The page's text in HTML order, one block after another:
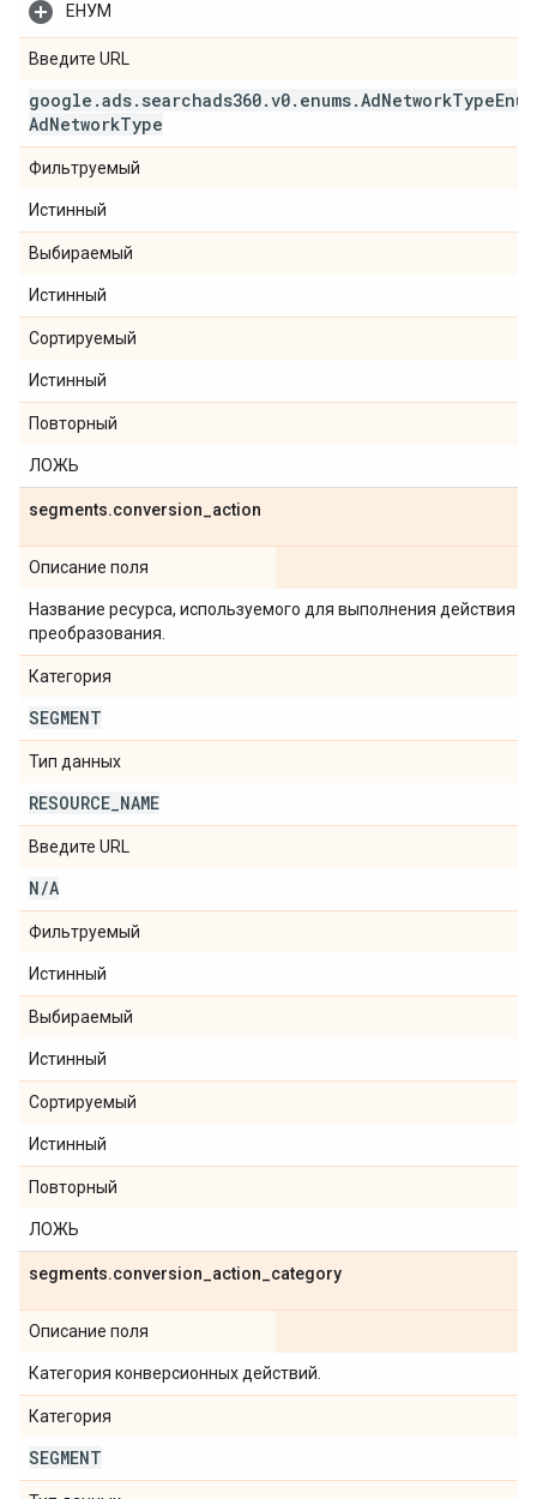
ЕНУМ
Введите URL
google .ads. searchads360.v0. enums.AdNetworkTypeEnum
AdNetworkType
Фильтруемый
Истинный
Выбираемый
Истинный
Сортируемый
Истинный
Повторный
ЛОЖЬ
segments.conversion action
Описание поля
Название ресурса, используемого для выполнения действия
преобразования.
Категория
SEGMENT
Тип данных
RESOURCE NAME
Введите URL
N/A
Фильтруемый
Истинный
Выбираемый
Истинный
Сортируемый
Истинный
Повторный
ЛОЖЬ
segments.conversion action category
Описание поля
Категория конверсионных действий.
Категория
SEGMENT